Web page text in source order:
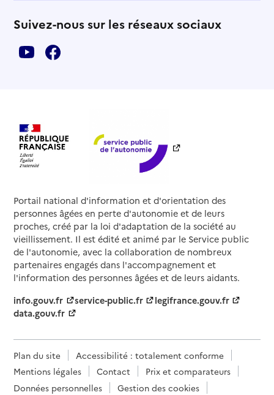
Suivez-nous sur les réseaux sociaux
Portail national d'information et d'orientation des
personnes âgées en perte d'autonomie et de leurs
proches, créé par la loi d'adaptation de la société au
vieillissement. Il est édité et animé par le Service public
de l'autonomie, avec la collaboration de nombreux
partenaires engagés dans l'accompagnement et
l'information des personnes âgées et de leurs aidants.
info.gouv.fr
service-public.fr
legifrance.gouv.fr
data.gouv.fr
Plan du site
Accessibilité : totalement conforme
Mentions légales
Contact
Prix et comparateurs
Données personnelles
Gestion des cookies